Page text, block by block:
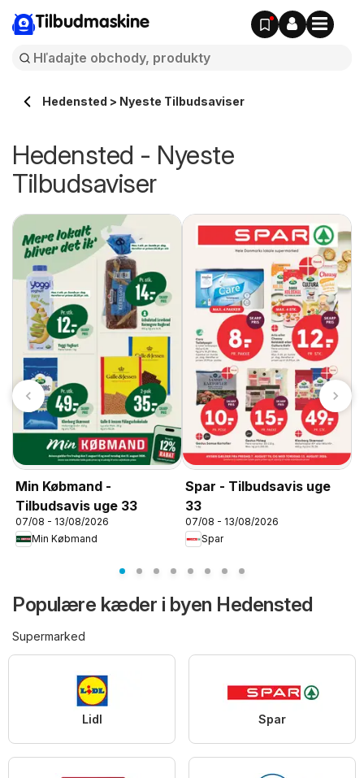
Tilbudmaskine
Hedensted > Nyeste Tilbudsaviser
Hedensted - Nyeste
Tilbudsaviser
Min Købmand -
Tilbudsavis uge 33
07/08 - 13/08/2026
Min Købmand
Spar - Tilbudsavis uge
33
07/08 - 13/08/2026
Spar
Populære kæder i byen Hedensted
Supermarked
Lidl Spar